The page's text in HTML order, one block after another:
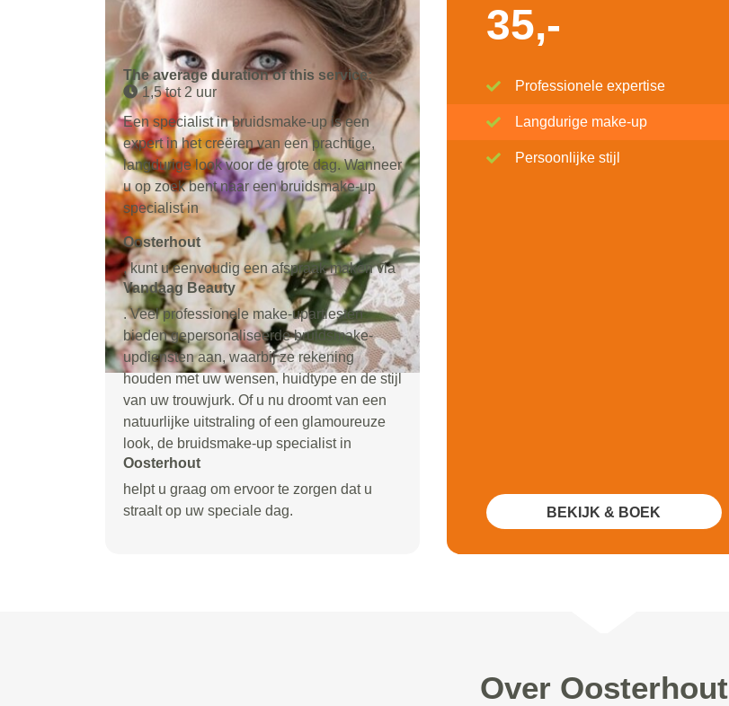
The average duration of this service:
1,5 tot 2 uur
Een specialist in bruidsmake-up is een
expert in het creëren van een prachtige,
langdurige look voor de grote dag. Wanneer
u op zoek bent naar een bruidsmake-up
specialist in
Oosterhout
, kunt u eenvoudig een afspraak maken via
Vandaag Beauty
. Veel professionele make-upartiesten
bieden gepersonaliseerde bruidsmake-
updiensten aan, waarbij ze rekening
houden met uw wensen, huidtype en de stijl
van uw trouwjurk. Of u nu droomt van een
natuurlijke uitstraling of een glamoureuze
look, de bruidsmake-up specialist in
Oosterhout
helpt u graag om ervoor te zorgen dat u
straalt op uw speciale dag.
35,-
Professionele expertise
Langdurige make-up
Persoonlijke stijl
BEKIJK & BOEK
Over Oosterhout